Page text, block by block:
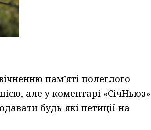
пам’яті полеглого
але у коментарі «СічНьюз»
будь-які петиції на